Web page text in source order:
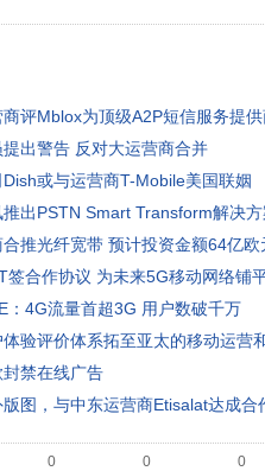
评Mblox为顶级A2P短信服务提
出警告 反对大运营商合并
或与运营商T-Mobile美国联姻
推出PSTN Smart Transform解决方
推光纤宽带 预计投资金额64亿欧
签合作协议 为未来5G移动网络铺
：4G流量首超3G 用户数破千万
验评价体系拓至亚太的移动运营
禁在线广告
图，与中东运营商Etisalat达成合
0 0 0